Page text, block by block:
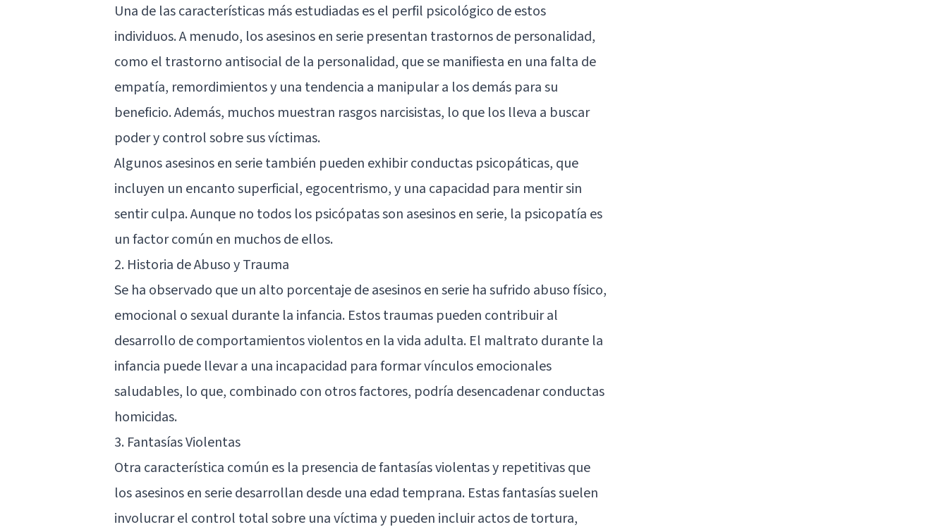
Una de las características más estudiadas es el perfil psicológico de estos
individuos. A menudo, los asesinos en serie presentan trastornos de personalidad,
como el trastorno antisocial de la personalidad, que se manifiesta en una falta de
empatía, remordimientos y una tendencia a manipular a los demás para su
beneficio. Además, muchos muestran rasgos narcisistas, lo que los lleva a buscar
poder y control sobre sus víctimas.
Algunos asesinos en serie también pueden exhibir conductas psicopáticas, que
incluyen un encanto superficial, egocentrismo, y una capacidad para mentir sin
sentir culpa. Aunque no todos los psicópatas son asesinos en serie, la psicopatía es
un factor común en muchos de ellos.
2. Historia de Abuso y Trauma
Se ha observado que un alto porcentaje de asesinos en serie ha sufrido abuso físico,
emocional o sexual durante la infancia. Estos traumas pueden contribuir al
desarrollo de comportamientos violentos en la vida adulta. El maltrato durante la
infancia puede llevar a una incapacidad para formar vínculos emocionales
saludables, lo que, combinado con otros factores, podría desencadenar conductas
homicidas.
3. Fantasías Violentas
Otra característica común es la presencia de fantasías violentas y repetitivas que
los asesinos en serie desarrollan desde una edad temprana. Estas fantasías suelen
involucrar el control total sobre una víctima y pueden incluir actos de tortura,